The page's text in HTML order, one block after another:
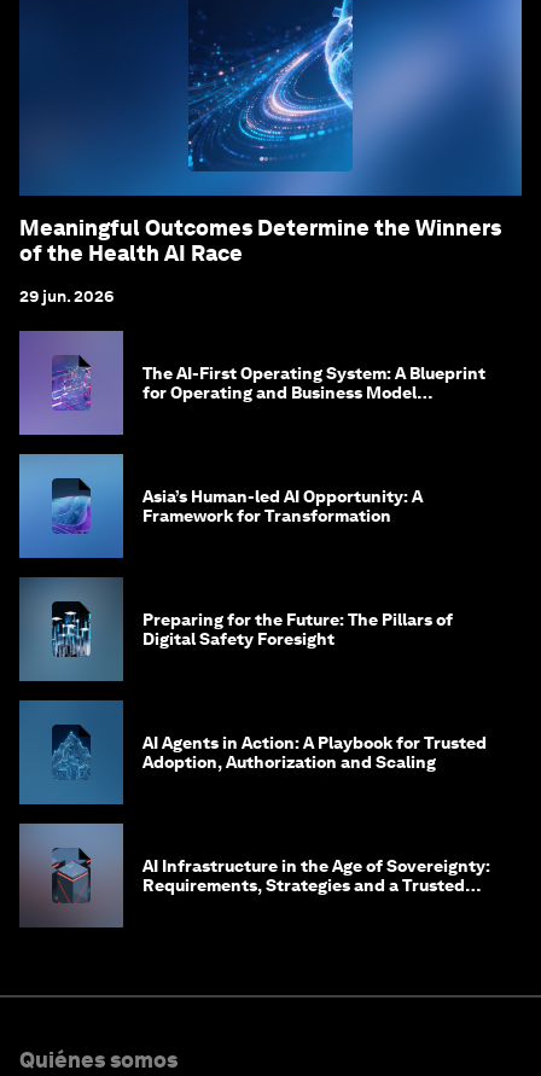
Meaningful Outcomes Determine the Winners
of the Health AI Race
29 jun. 2026
The AI-First Operating System: A Blueprint
for Operating and Business Model
Asia’s Human-led AI Opportunity: A
Framework for Transformation
Preparing for the Future: The Pillars of
Digital Safety Foresight
AI Agents in Action: A Playbook for Trusted
Adoption, Authorization and Scaling
AI Infrastructure in the Age of Sovereignty:
Requirements, Strategies and a Trusted
Quiénes somos